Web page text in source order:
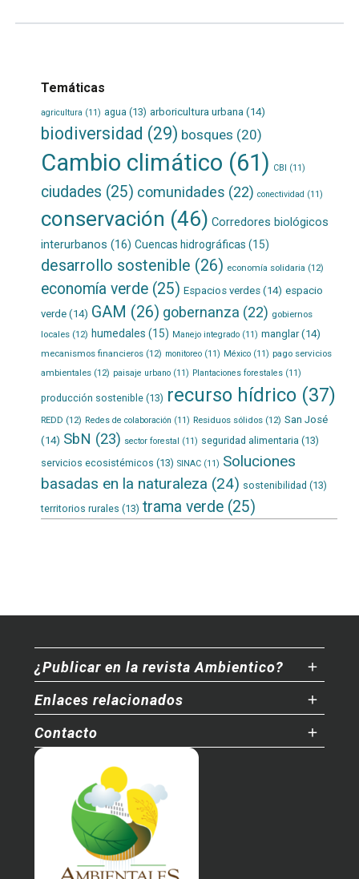
Temáticas
agricultura (11) agua (13) arboricultura urbana(14)
biodiversidad (29) bosques (20)
Cambio climático (61) CBI (11)
ciudades (25) comunidades (22) conectividad (11)
conservación (46) Corredores biológicos
interurbanos (16) Cuencas hidrográficas (15)
desarrollo sostenible (26) economía solidaria (12)
economía verde(25) Espacios verdes(14) espacio
verde(14) GAM (26) gobernanza (22) gobiernos
locales(12) humedales (15) Manejo integrado(11) manglar(14)
mecanismos financieros(12) monitoreo(11) México(11) pago servicios
ambientales(12) paisaje urbano(11) Plantaciones forestales(11)
producción sostenible(13) recurso hídrico(37)
REDD (12) Redes de colaboración (11) Residuos sólidos(12) San José
(14) SbN (23) sector forestal (11) seguridad alimentaria (13)
servicios ecosistémicos (13) SINAC(11) Soluciones
basadas en la naturaleza (24) sostenibilidad (13)
territorios rurales (13) trama verde(25)
¿Publicar en la revista Ambientico?
Enlaces relacionados
Contacto